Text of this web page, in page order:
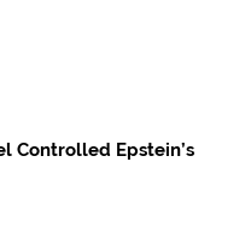
Controlled Epstein’s